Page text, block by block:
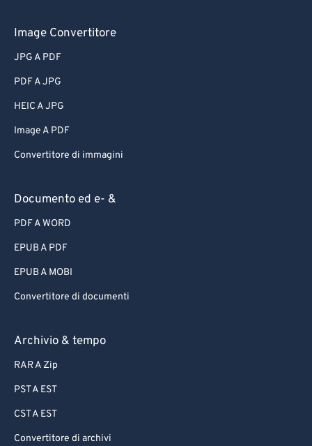
Image Convertitore
JPG A PDF
PDF A JPG
HEIC A JPG
Image A PDF
Convertitore di immagini
Documento ed e- &
PDF A WORD
EPUB A PDF
EPUB A MOBI
Convertitore di documenti
Archivio & tempo
RAR A Zip
PST A EST
CST A EST
Convertitore di archivi